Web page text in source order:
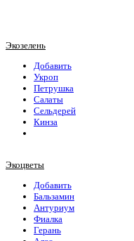
Экозелень
Добавить
Укроп
Петрушка
Салаты
Сельдерей
Кинза
Экоцветы
Добавить
Бальзамин
Антуриум
Фиалка
Герань